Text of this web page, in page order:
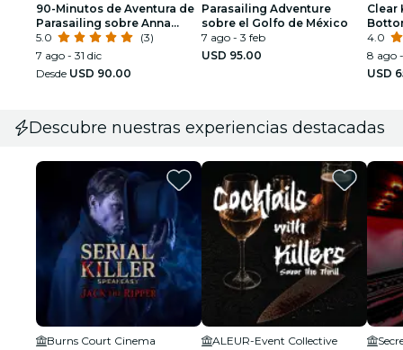
90-Minutos de Aventura de
Parasailing sobre Anna
Maria Island, FL
5.0
(3)
7 ago - 31 dic
Desde USD 90.00
Parasailing Adventure
sobre el Golfo de México
7 ago - 3 feb
USD 95.00
Clear
4.0
8 ago
USD
Descubre nuestras experiencias destacadas
Burns Court Cinema
ALEUR-Event Collective